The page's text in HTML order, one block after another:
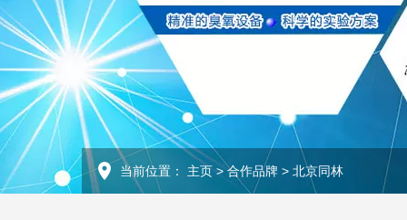
当前位置： 主页 >合作品牌 > 北京同林